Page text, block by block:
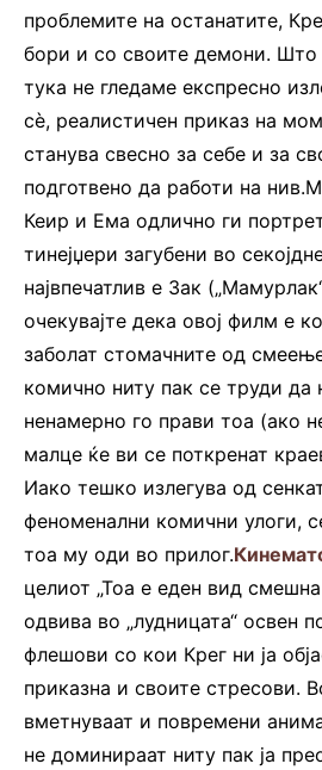
проблемите на останатите,
бори и со своите демони.
тука не гледаме експресно
сè, реалистичен приказ на
станува свесно за себе и за
подготвено да работи на
Кеир и Ема одлично ги
тинејџери загубени во
највпечатлив е Зак
очекувајте дека овој филм е
заболат стомачните од
комично ниту пак се труди да
ненамерно го прави тоа (ако
малце ќе ви се поткренат
Иако тешко излегува од
феноменални комични улоги,
тоа му оди во прилог.
целиот „Тоа е еден вид
одвива во „лудницата“ освен
флешови со кои Крег ни ја
приказна и своите стресови.
вметнуваат и повремени
не доминираат ниту пак ја